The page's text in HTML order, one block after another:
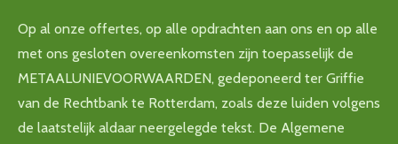
Op al onze offertes, op alle opdrachten aan ons en op alle
met ons gesloten overeenkomsten zijn toepasselijk de
METAALUNIEVOORWAARDEN, gedeponeerd ter Griffie
van de Rechtbank te Rotterdam, zoals deze luiden volgens
de laatstelijk aldaar neergelegde tekst. De Algemene